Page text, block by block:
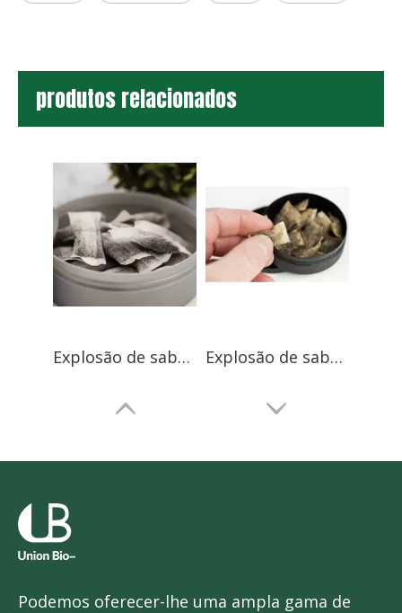
produtos relacionados
Explosão de sabor aprimorado de Snus Explosão de sabor aprimorado de Snus
Podemos oferecer-lhe uma ampla gama de